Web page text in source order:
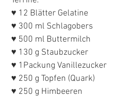
♥ 12 Blätter Gelatine
♥ 300 ml Schlagobers
♥ 500 ml Buttermilch
♥ 130 g Staubzucker
♥ 1Packung Vanillezucker
♥ 250 g Topfen (Quark)
♥ 250 g Himbeeren